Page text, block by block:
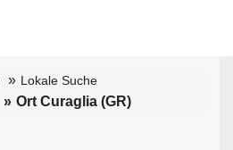
Lokale Suche
Ort Curaglia (GR)